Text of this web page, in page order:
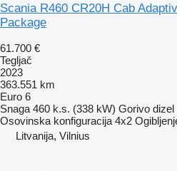
Scania R460 CR20H Cab
Package
61.700 €
Tegljač
2023
363.551 km
Euro 6
Snaga 460 k.s. (338 kW) Gorivo dizel
Osovinska konfiguracija 4x2
Litvanija, Vilnius